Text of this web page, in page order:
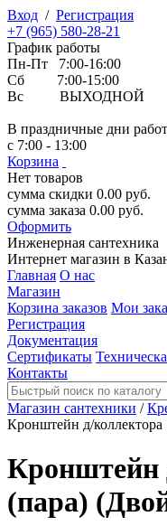
Вход / Регистрация
+7 (965) 580-28-21
График работы
Пн-Пт 7:00-16:00
Сб 7:00-15:00
Вс ВЫХОДНОЙ
В праздничные дни
с 7:00 - 13:00
Корзина
Нет товаров
сумма скидки 0.00 руб.
сумма заказа 0.00 руб.
Оформить
Инженерная сантехника
Интернет магазин в
Главная О нас
Магазин
Корзина заказов Мои
Регистрация
Документация
Сертификаты
Контакты
Магазин сантехники /
Кронштейн д/
Кронштейн
(пара)